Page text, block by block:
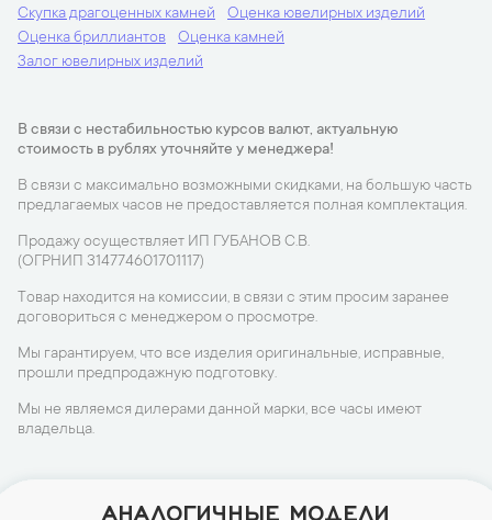
Скупка драгоценных камней
Оценка ювелирных изделий
Оценка бриллиантов
Оценка камней
Залог ювелирных изделий
В связи с нестабильностью курсов валют, актуальную
стоимость в рублях уточняйте у менеджера!
В связи с максимально возможными скидками, на большую часть
предлагаемых часов не предоставляется полная комплектация.
Продажу осуществляет ИП ГУБАНОВ С.В.
(ОГРНИП 314774601701117)
Товар находится на комиссии, в связи с этим просим заранее
договориться с менеджером о просмотре.
Мы гарантируем, что все изделия оригинальные, исправные,
прошли предпродажную подготовку.
Мы не являемся дилерами данной марки, все часы имеют
владельца.
АНАЛОГИЧНЫЕ МОДЕЛИ